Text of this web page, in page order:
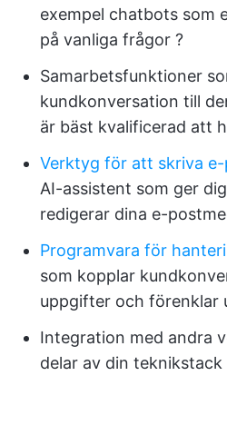
exempel chatbots som
på vanliga frågor ?
Samarbetsfunktioner
kundkonversation till
är bäst kvalificerad att
Verktyg för att skriva
AI-assistent som ger
redigerar dina e-
Programvara för
som kopplar
uppgifter och förenklar
Integration med andra
delar av din